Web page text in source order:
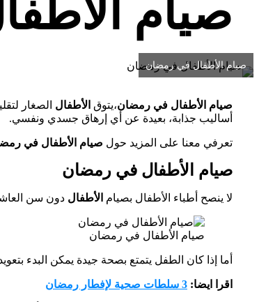
صيام
صيام الأطفال في رمضان
صيام الأطفال في رمضان،يتوق الأطفال الصغار
أساليب جذابة، بعيدة عن أي إرهاق جسدي ونفسي.
تعرفي معنا على المزيد حول صيام الأطفال في
صيام الأطفال في رمضان
لا ينصح أطباء الأطفال بصيام الأطفال دون سن
صيام الأطفال في رمضان
أما إذا كان الطفل يتمتع بصحة جيدة يمكن البدء
اقرا ايضا: 3 سلطات صحية لإفطار رمضان